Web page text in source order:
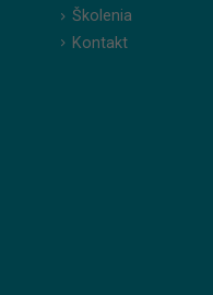
Školenia
Kontakt